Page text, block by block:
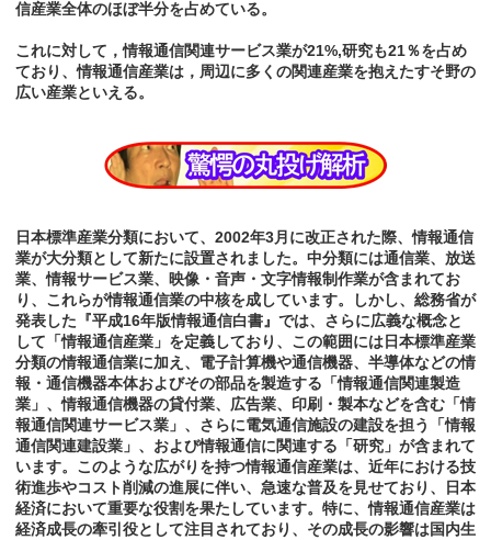
信産業全体のほぼ半分を占めている。
これに対して，情報通信関連サービス業が21%,研究も21％を占め
ており、情報通信産業は，周辺に多くの関連産業を抱えたすそ野の
広い産業といえる。
日本標準産業分類において、2002年3月に改正された際、情報通信
業が大分類として新たに設置されました。中分類には通信業、放送
業、情報サービス業、映像・音声・文字情報制作業が含まれてお
り、これらが情報通信業の中核を成しています。しかし、総務省が
発表した『平成16年版情報通信白書』では、さらに広義な概念と
して「情報通信産業」を定義しており、この範囲には日本標準産業
分類の情報通信業に加え、電子計算機や通信機器、半導体などの情
報・通信機器本体およびその部品を製造する「情報通信関連製造
業」、情報通信機器の貸付業、広告業、印刷・製本などを含む「情
報通信関連サービス業」、さらに電気通信施設の建設を担う「情報
通信関連建設業」、および情報通信に関連する「研究」が含まれて
います。このような広がりを持つ情報通信産業は、近年における技
術進歩やコスト削減の進展に伴い、急速な普及を見せており、日本
経済において重要な役割を果たしています。特に、情報通信産業は
経済成長の牽引役として注目されており、その成長の影響は国内生